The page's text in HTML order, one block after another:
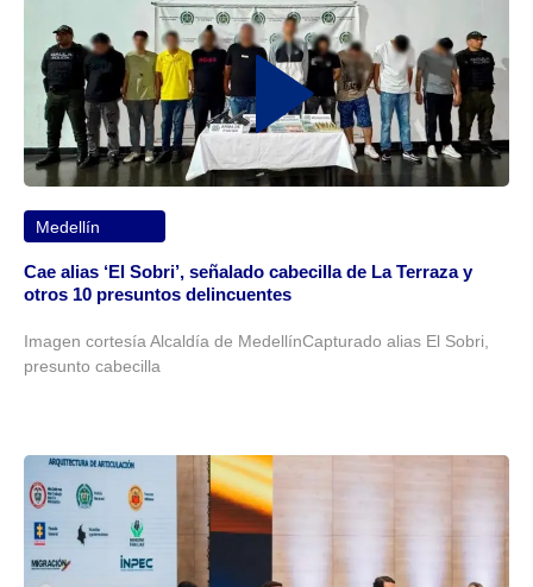
Medellín
Cae alias ‘El Sobri’, señalado cabecilla de La Terraza y
otros 10 presuntos delincuentes
Imagen cortesía Alcaldía de MedellínCapturado alias El Sobri,
presunto cabecilla